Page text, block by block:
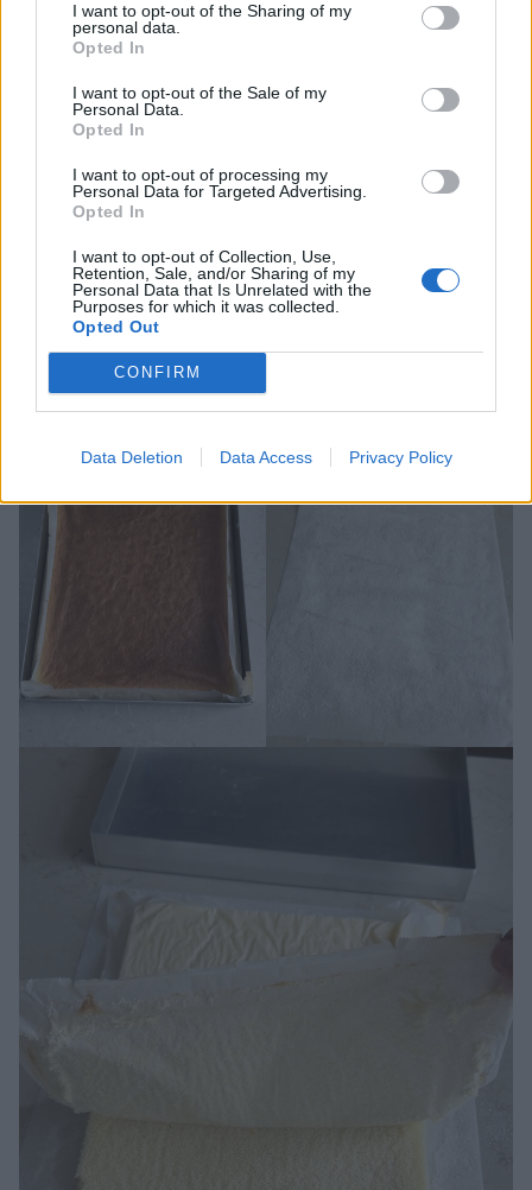
I want to opt-out of the Sharing of my
personal data.
Opted In
I want to opt-out of the Sale of my
Personal Data.
Opted In
I want to opt-out of processing my
Personal Data for Targeted Advertising.
Opted In
I want to opt-out of Collection, Use,
Retention, Sale, and/or Sharing of my
Personal Data that Is Unrelated with the
Purposes for which it was collected.
Opted Out
CONFIRM
Data Deletion Data Access Privacy Policy